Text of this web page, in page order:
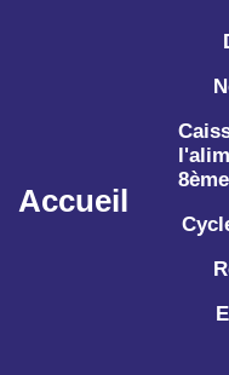
Aller au contenu
Accueil
8ème